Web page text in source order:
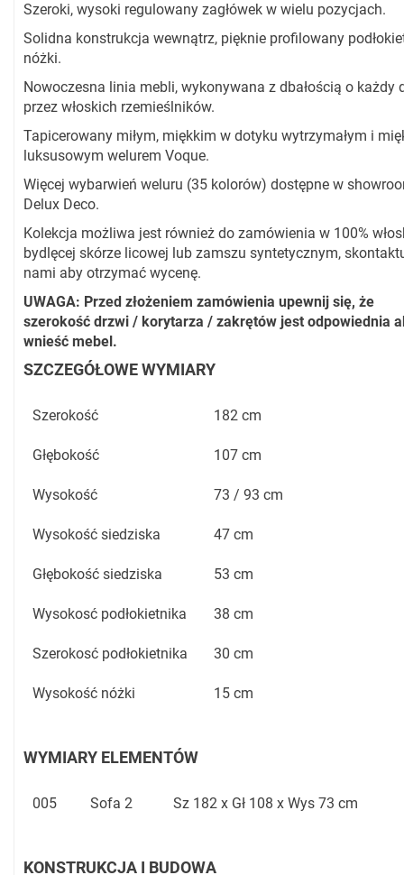
Szeroki, wysoki regulowany zagłówek w wielu pozycjach.
Solidna konstrukcja wewnątrz, pięknie profilowany
nóżki.
Nowoczesna linia mebli, wykonywana z dbałością o każdy
przez włoskich rzemieślników.
Tapicerowany miłym, miękkim w dotyku wytrzymałym i
luksusowym welurem Voque.
Więcej wybarwień weluru (35 kolorów) dostępne w
Delux Deco.
Kolekcja możliwa jest również do zamówienia w 100%
bydlęcej skórze licowej lub zamszu syntetycznym,
nami aby otrzymać wycenę.
UWAGA: Przed złożeniem zamówienia upewnij się, że
szerokość drzwi / korytarza / zakrętów jest odpowiednia
wnieść mebel.
SZCZEGÓŁOWE WYMIARY
Szerokość 182 cm
Głębokość 107 cm
Wysokość 73 / 93 cm
Wysokość siedziska 47 cm
Głębokość siedziska 53 cm
Wysokosć podłokietnika 38 cm
Szerokosć podłokietnika 30 cm
Wysokość nóżki 15 cm
WYMIARY ELEMENTÓW
005 Sofa 2 Sz 182 x Gł 108 x Wys 73 cm
KONSTRUKCJA I BUDOWA